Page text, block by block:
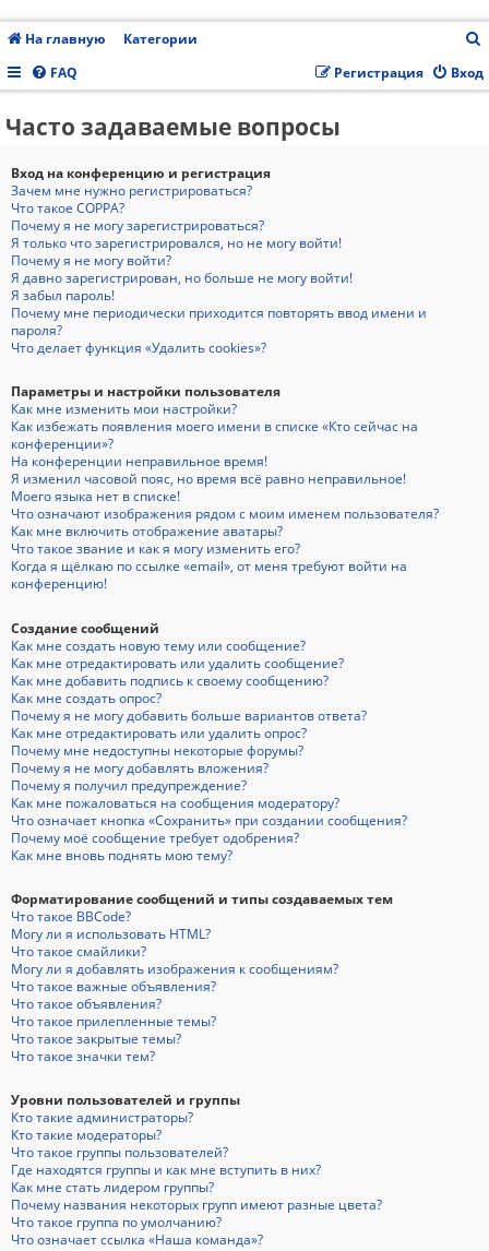
На главную Категории
FAQ Вход
Регистрация
Часто задаваемые вопросы
Вход на конференцию и регистрация
Зачем мне нужно регистрироваться?
Что такое COPPA?
Почему я не могу зарегистрироваться?
Я только что зарегистрировался, но не могу войти!
Почему я не могу войти?
Я давно зарегистрирован, но больше не могу войти!
Я забыл пароль!
Почему мне периодически приходится повторять ввод имени и
пароля?
Что делает функция «Удалить cookies»?
Параметры и настройки пользователя
Как мне изменить мои настройки?
Как избежать появления моего имени в списке «Кто сейчас на
конференции»?
На конференции неправильное время!
Я изменил часовой пояс, но время всё равно неправильное!
Моего языка нет в списке!
Что означают изображения рядом с моим именем пользователя?
Как мне включить отображение аватары?
Что такое звание и как я могу изменить его?
Когда я щёлкаю по ссылке «email», от меня требуют войти на
конференцию!
Создание сообщений
Как мне создать новую тему или сообщение?
Как мне отредактировать или удалить сообщение?
Как мне добавить подпись к своему сообщению?
Как мне создать опрос?
Почему я не могу добавить больше вариантов ответа?
Как мне отредактировать или удалить опрос?
Почему мне недоступны некоторые форумы?
Почему я не могу добавлять вложения?
Почему я получил предупреждение?
Как мне пожаловаться на сообщения модератору?
Что означает кнопка «Сохранить» при создании сообщения?
Почему моё сообщение требует одобрения?
Как мне вновь поднять мою тему?
Форматирование сообщений и типы создаваемых тем
Что такое BBCode?
Могу ли я использовать HTML?
Что такое смайлики?
Могу ли я добавлять изображения к сообщениям?
Что такое важные объявления?
Что такое объявления?
Что такое прилепленные темы?
Что такое закрытые темы?
Что такое значки тем?
Уровни пользователей и группы
Кто такие администраторы?
Кто такие модераторы?
Что такое группы пользователей?
Где находятся группы и как мне вступить в них?
Как мне стать лидером группы?
Почему названия некоторых групп имеют разные цвета?
Что такое группа по умолчанию?
Что означает ссылка «Наша команда»?